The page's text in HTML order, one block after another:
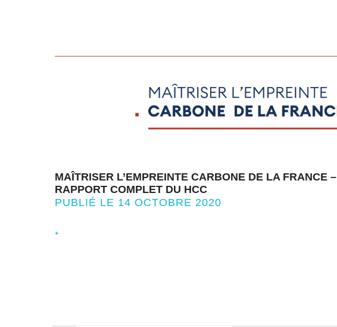
MAÎTRISER L’EMPREINTE CARBONE DE LA FRANCE –
RAPPORT COMPLET DU HCC
PUBLIÉ LE 14 OCTOBRE 2020
+